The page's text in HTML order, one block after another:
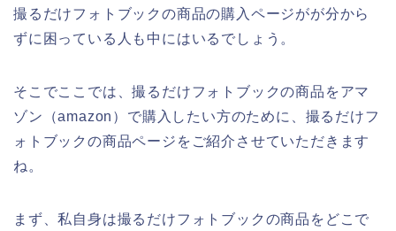
撮るだけフォトブックの商品の購入ページがが分から
ずに困っている人も中にはいるでしょう。
そこでここでは、撮るだけフォトブックの商品をアマ
ゾン（amazon）で購入したい方のために、撮るだけフ
ォトブックの商品ページをご紹介させていただきます
ね。
まず、私自身は撮るだけフォトブックの商品をどこで